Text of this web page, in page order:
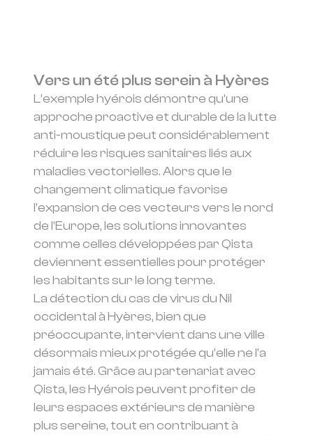
Vers un été plus serein à Hyères
L’exemple hyérois démontre qu’une
approche proactive et durable de la lutte
anti-moustique peut considérablement
réduire les risques sanitaires liés aux
maladies vectorielles. Alors que le
changement climatique favorise
l’expansion de ces vecteurs vers le nord
de l’Europe, les solutions innovantes
comme celles développées par Qista
deviennent essentielles pour protéger
les habitants sur le long terme.
La détection du cas de virus du Nil
occidental à Hyères, bien que
préoccupante, intervient dans une ville
désormais mieux protégée qu’elle ne l’a
jamais été. Grâce au partenariat avec
Qista, les Hyérois peuvent profiter de
leurs espaces extérieurs de manière
plus sereine, tout en contribuant à